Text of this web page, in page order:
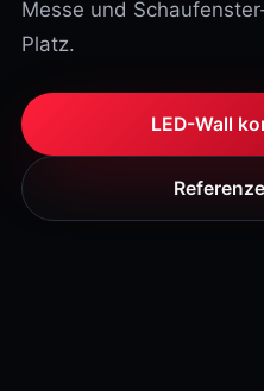
Messe und
Platz.
LED-Wall